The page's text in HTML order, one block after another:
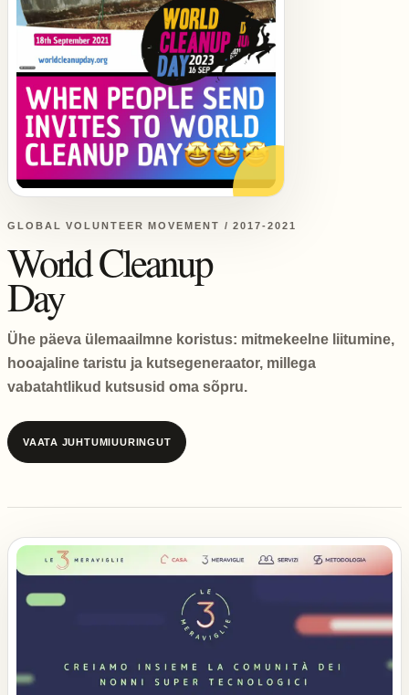
GLOBAL VOLUNTEER MOVEMENT / 2017-2021
World Cleanup
Day
Ühe päeva ülemaailmne koristus: mitmekeelne liitumine,
hooajaline taristu ja kutsegeneraator, millega
vabatahtlikud kutsusid oma sõpru.
VAATA JUHTUMIUURINGUT